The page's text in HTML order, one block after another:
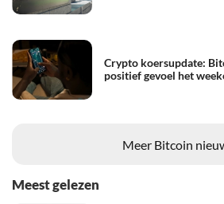
Crypto koersupdate:
positief gevoel het
Meer Bitcoin
Meest gelezen